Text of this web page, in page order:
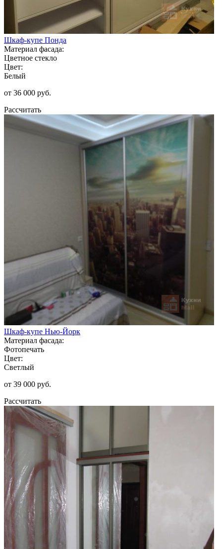
Шкаф-купе Понда
Материал фасада:
Цветное стекло
Цвет:
Белый
от 36 000 руб.
Рассчитать
Шкаф-купе Нью-Йорк
Материал фасада:
Фотопечать
Цвет:
Светлый
от 39 000 руб.
Рассчитать